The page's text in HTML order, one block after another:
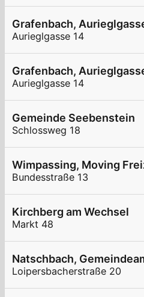
Grafenbach,
Aurieglgasse 14
Grafenbach,
Aurieglgasse 14
Gemeinde Seebenstein
Schlossweg 18
Wimpassing, Moving
Bundesstraße 13
Kirchberg am Wechsel
Markt 48
Natschbach,
Loipersbacherstraße 20